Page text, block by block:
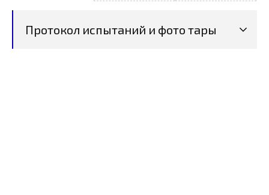
Протокол испытаний и фото тары